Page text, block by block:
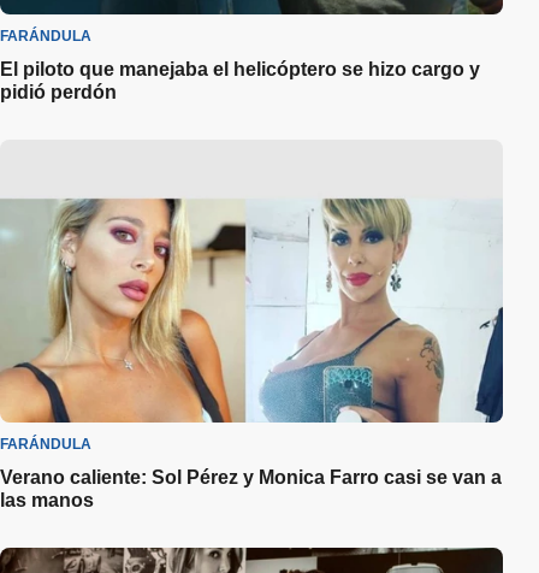
FARÁNDULA
El piloto que manejaba el helicóptero se hizo cargo y
pidió perdón
FARÁNDULA
Verano caliente: Sol Pérez y Monica Farro casi se van a
las manos